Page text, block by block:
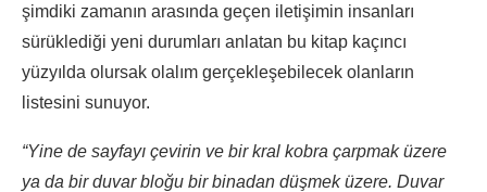
şimdiki zamanın arasında geçen iletişimin insanları
sürüklediği yeni durumları anlatan bu kitap kaçıncı
yüzyılda olursak olalım gerçekleşebilecek olanların
listesini sunuyor.
“Yine de sayfayı çevirin ve bir kral kobra çarpmak üzere
ya da bir duvar bloğu bir binadan düşmek üzere. Duvar